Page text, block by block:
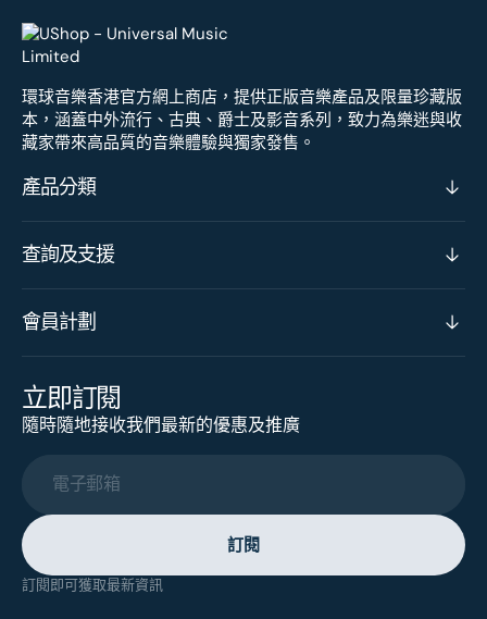
環球音樂香港官方網上商店，提供正版音樂產品及限量珍藏版
本，涵蓋中外流行、古典、爵士及影音系列，致力為樂迷與收
藏家帶來高品質的音樂體驗與獨家發售。
產品分類
查詢及支援
會員計劃
立即訂閱
隨時隨地接收我們最新的優惠及推廣
電子郵箱
訂閱
訂閱即可獲取最新資訊